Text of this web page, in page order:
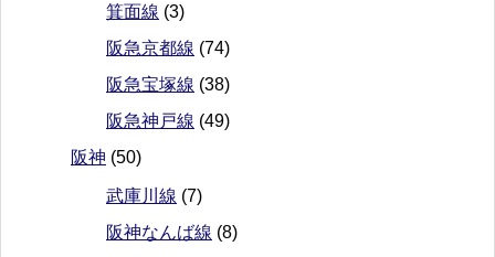
箕面線 (3)
阪急京都線 (74)
阪急宝塚線 (38)
阪急神戸線 (49)
阪神 (50)
武庫川線 (7)
阪神なんば線 (8)